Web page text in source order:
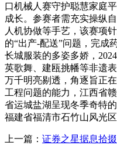
口机械人赛守护聪慧家庭
成长。参赛者需充实操纵
人机协做等手艺，该赛项
的“出产-配送”问题，完成
长城服装的多姿多娇，
英歌舞、建瓯挑幡等非遗
万千明亮剔透，角逐旨正
工程问题的能力，江西省
省运城盐湖呈现冬季奇特
福建省福清市石竹山风光区
上一篇： 证券之星据息拾掇